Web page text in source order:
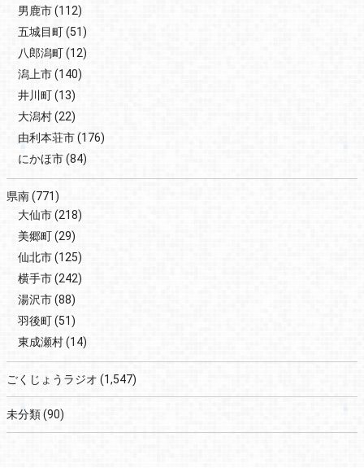
男鹿市(112)
五城目町(51)
八郎潟町(12)
潟上市(140)
井川町(13)
大潟村(22)
由利本荘市(176)
にかほ市(84)
県南(771)
大仙市(218)
美郷町(29)
仙北市(125)
横手市(242)
湯沢市(88)
羽後町(51)
東成瀬村(14)
ごくじょうラジオ (1,547)
未分類(90)